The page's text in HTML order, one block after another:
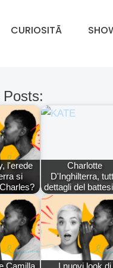
CURIOSITÃ
Posts:
l'erede
si
Charlotte
D'Inghilterra,
dettagli del